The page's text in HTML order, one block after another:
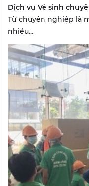
Dịch vụ Vệ sinh
Từ chuyên nghiệp là
nhiều...